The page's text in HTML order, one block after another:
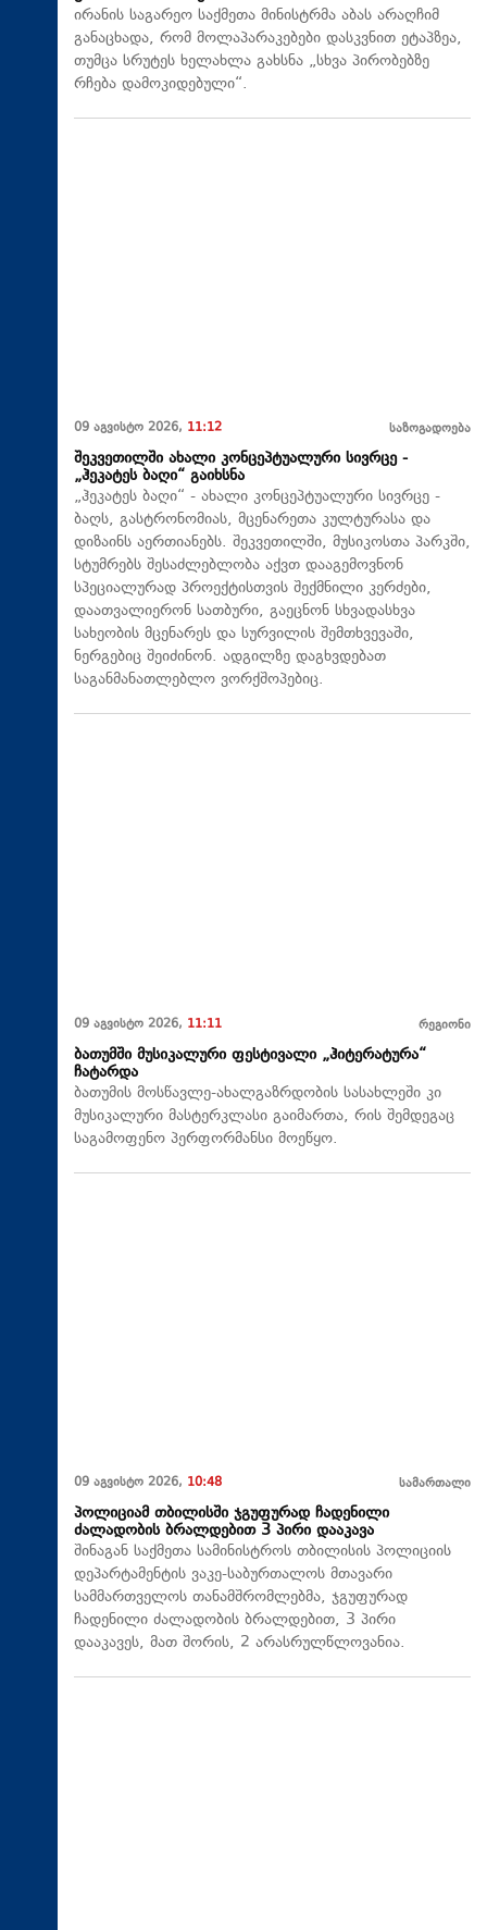
ირანის საგარეო საქმეთა მინისტრმა აბას არაღჩიმ
განაცხადა, რომ მოლაპარაკებები დასკვნით ეტაპზეა,
თუმცა სრუტეს ხელახლა გახსნა „სხვა პირობებზე
რჩება დამოკიდებული“.
09 აგვისტო 2026, 11:12 საზოგადოება
შეკვეთილში ახალი კონცეპტუალური სივრცე -
„ჰეკატეს ბაღი“ გაიხსნა
„ჰეკატეს ბაღი“ - ახალი კონცეპტუალური სივრცე -
ბაღს, გასტრონომიას, მცენარეთა კულტურასა და
დიზაინს აერთიანებს. შეკვეთილში, მუსიკოსთა პარკში,
სტუმრებს შესაძლებლობა აქვთ დააგემოვნონ
სპეციალურად პროექტისთვის შექმნილი კერძები,
დაათვალიერონ სათბური, გაეცნონ სხვადასხვა
სახეობის მცენარეს და სურვილის შემთხვევაში,
ნერგებიც შეიძინონ. ადგილზე დაგხვდებათ
საგანმანათლებლო ვორქშოპებიც.
09 აგვისტო 2026, 11:11 რეგიონი
ბათუმში მუსიკალური ფესტივალი „ჰიტერატურა“
ჩატარდა
ბათუმის მოსწავლე-ახალგაზრდობის სასახლეში კი
მუსიკალური მასტერკლასი გაიმართა, რის შემდეგაც
საგამოფენო პერფორმანსი მოეწყო.
09 აგვისტო 2026, 10:48 სამართალი
პოლიციამ თბილისში ჯგუფურად ჩადენილი
ძალადობის ბრალდებით 3 პირი დააკავა
შინაგან საქმეთა სამინისტროს თბილისის პოლიციის
დეპარტამენტის ვაკე-საბურთალოს მთავარი
სამმართველოს თანამშრომლებმა, ჯგუფურად
ჩადენილი ძალადობის ბრალდებით, 3 პირი
დააკავეს, მათ შორის, 2 არასრულწლოვანია.